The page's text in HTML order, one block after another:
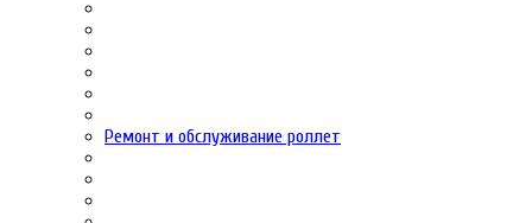
Ремонт и обслуживание роллет